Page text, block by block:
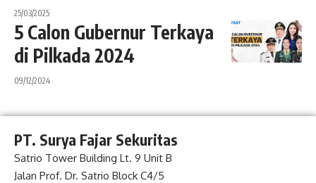
25/03/2025
5 Calon Gubernur Terkaya
di Pilkada 2024
09/12/2024
PT. Surya Fajar Sekuritas
Satrio Tower Building Lt. 9 Unit B
Jalan Prof. Dr. Satrio Block C4/5